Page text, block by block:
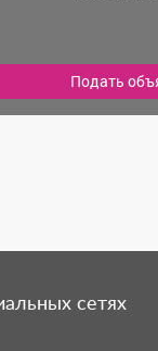
Подать
сетях